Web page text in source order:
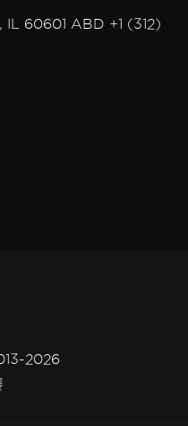
60601 ABD +1 (312)
2026